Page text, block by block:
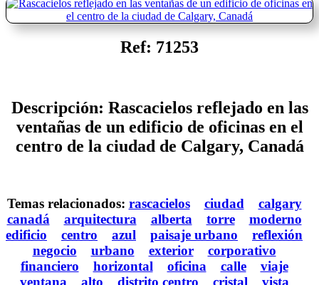
Ref: 71253
Descripción: Rascacielos reflejado en las
ventañas de un edificio de oficinas en el
centro de la ciudad de Calgary, Canadá
Temas relacionados: rascacielos ciudad
calgary
canadá
arquitectura alberta torre
moderno
edificio
centro azul paisaje urbano
reflexión
negocio
urbano exterior
corporativo
financiero
horizontal oficina calle
viaje
ventana
alto distrito centro cristal vista